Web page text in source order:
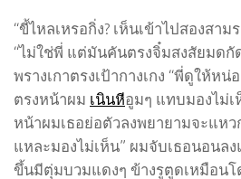
“ขี้ไหลเหรอกิ่ง? เห็นเข้าไปสองสา
“ไม่ใช่พี่ แต่มันคันตรงจิ๋มสงสัยมดกั
พรางเกาตรงเป้ากางเกง “พี่ดูให้หน่
ตรงหน้าผม เนินหีอูมๆ แทบมองไม่
หน้าผมเธอย่อตัวลงพยายามจะแห
แหละมองไม่เห็น” ผมจับเธอนอนล
ขึ้นมีตุ่มบวมแดงๆ ข้างรูตูดเหมือนโ